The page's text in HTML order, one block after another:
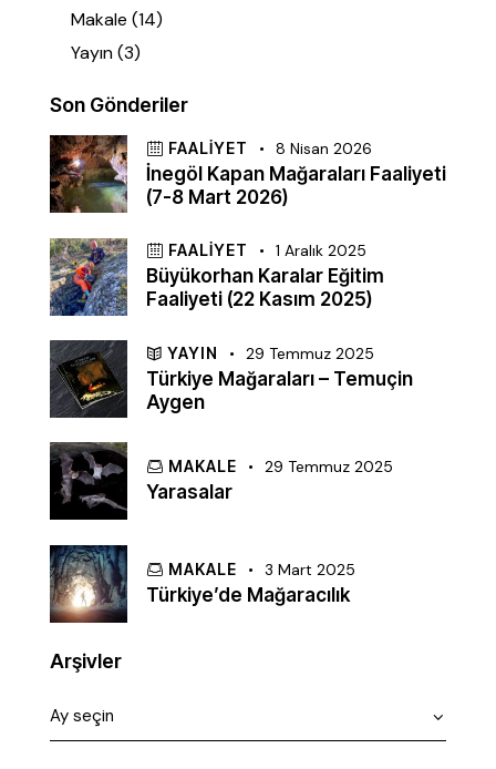
Makale (14)
Yayın(3)
Son Gönderiler
FAALIYET 8 Nisan 2026
İnegöl Kapan Mağaraları Faaliyeti
(7-8 Mart 2026)
FAALIYET 1 Aralık 2025
Büyükorhan Karalar Eğitim
Faaliyeti (22 Kasım 2025)
YAYIN 29 Temmuz 2025
Türkiye Mağaraları – Temuçin
Aygen
MAKALE 29 Temmuz 2025
Yarasalar
MAKALE 3 Mart 2025
Türkiye’de Mağaracılık
Arşivler